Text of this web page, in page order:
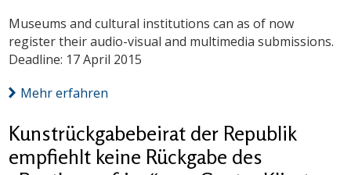
Museums and cultural institutions can as of now
register their audio-visual and multimedia submissions.
Deadline: 17 April 2015
Mehr erfahren
Kunstrückgabebeirat der Republik
empfiehlt keine Rückgabe des